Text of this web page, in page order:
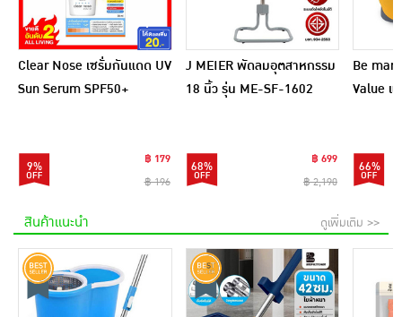
Clear Nose เซรั่มกันแดด UV
Sun Serum SPF50+
9%
฿ 179
฿ 196
J MEIER พัดลมอุตสาหกรรม
18 นิ้ว รุ่น ME-SF-1602
68%
฿ 699
฿ 2,190
Be
Value แ
66%
สินค้าแนะนำ ดูเพิ่มเติม >>